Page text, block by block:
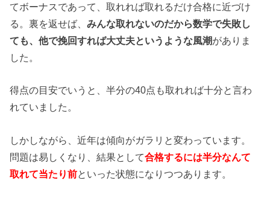
てボーナスであって、取れれば取れるだけ合格に近づけ
る。裏を返せば、みんな取れないのだから数学で失敗し
ても、他で挽回すれば大丈夫というような風潮がありま
した。
得点の目安でいうと、半分の40点も取れれば十分と言わ
れていました。
しかしながら、近年は傾向がガラリと変わっています。
問題は易しくなり、結果として合格するには半分なんて
取れて当たり前といった状態になりつつあります。